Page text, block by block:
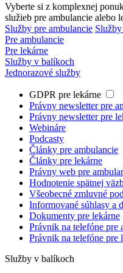
Vyberte si z komplexnej
služieb pre ambulancie alebo
Služby pre ambulancie
Pre ambulancie
Pre lekárne
Služby v balíkoch
Jednorazové služby
GDPR pre lekárne
Právny newsletter pre
Právny newsletter pre
Webináre
Podcasty
Články pre ambulancie
Články pre lekárne
Právny web pre
Hodnotenie spätnej
Všeobecné zmluvné
Informované súhlasy a
Dokumenty pre lekárne
Právnik na telefóne pre
Právnik na telefóne pre
Služby v balíkoch